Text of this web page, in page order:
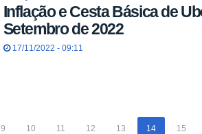
Inflação e Cesta Básica de
Setembro de 2022
17/11/2022 - 09:11
9 10 11 12 13 14 15